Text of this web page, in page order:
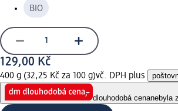
BIO
129,00 Kč
400 g (32,25 Kč za 100 g)vč. DPH plus
dlouhodobá cenanebyla